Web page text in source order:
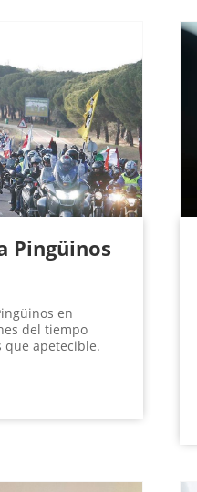
Pingüinos
en
del tiempo
que apetecible.